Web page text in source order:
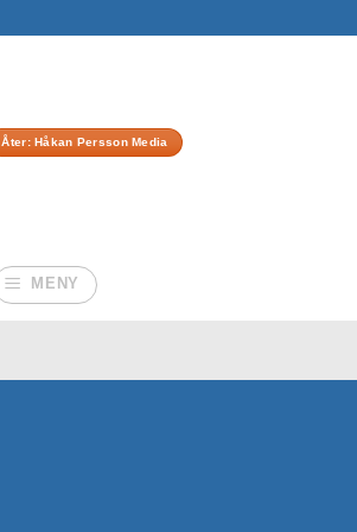
Åter: Håkan Persson Media
MENY